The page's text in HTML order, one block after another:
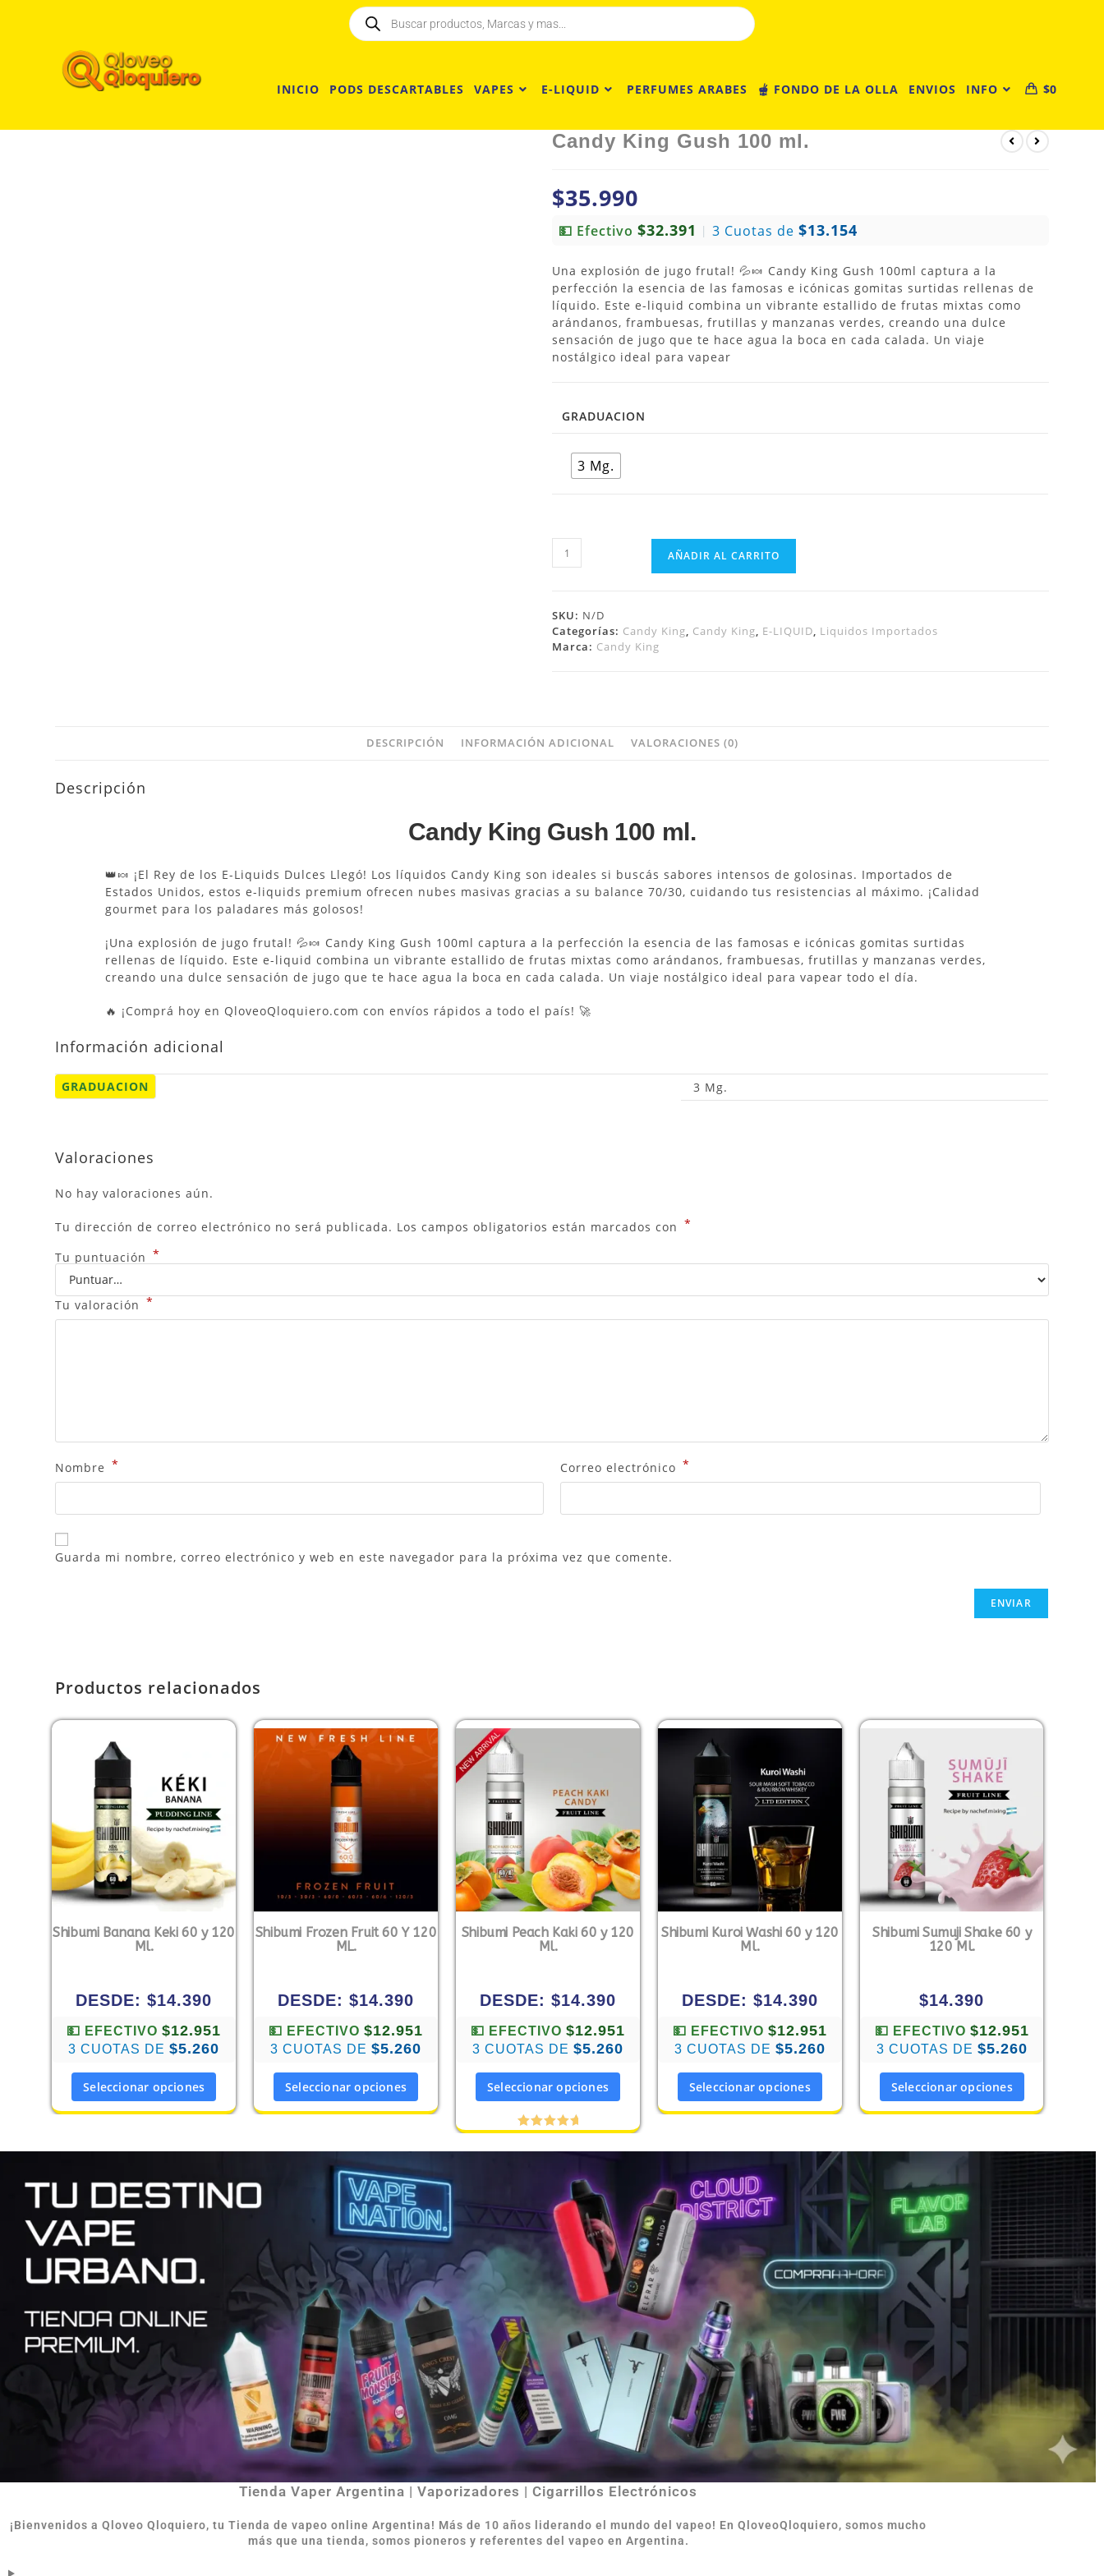
INICIO PODS DESCARTABLES VAPES E-LIQUID PERFUMES ARABES 🫕 FONDO DE LA OLLA ENVIOS INFO $0
Candy King Gush 100 ml.
$35.990
💵 Efectivo $32.391 | 3 Cuotas de $13.154
Una explosión de jugo frutal! 💦🍬 Candy King Gush 100ml captura a la
perfección la esencia de las famosas e icónicas gomitas surtidas rellenas de
líquido. Este e-liquid combina un vibrante estallido de frutas mixtas como
arándanos, frambuesas, frutillas y manzanas verdes, creando una dulce
sensación de jugo que te hace agua la boca en cada calada. Un viaje
nostálgico ideal para vapear
GRADUACION
3 Mg.
AÑADIR AL CARRITO
SKU: N/D
Categorías: Candy King, Candy King, E-LIQUID, Liquidos Importados
Marca: Candy King
DESCRIPCIÓN INFORMACIÓN ADICIONAL VALORACIONES (0)
Descripción
Candy King Gush 100 ml.
👑🍬 ¡El Rey de los E-Liquids Dulces Llegó! Los líquidos Candy King son ideales si buscás sabores intensos de golosinas. Importados de
Estados Unidos, estos e-liquids premium ofrecen nubes masivas gracias a su balance 70/30, cuidando tus resistencias al máximo. ¡Calidad
gourmet para los paladares más golosos!
¡Una explosión de jugo frutal! 💦🍬 Candy King Gush 100ml captura a la perfección la esencia de las famosas e icónicas gomitas surtidas
rellenas de líquido. Este e-liquid combina un vibrante estallido de frutas mixtas como arándanos, frambuesas, frutillas y manzanas verdes,
creando una dulce sensación de jugo que te hace agua la boca en cada calada. Un viaje nostálgico ideal para vapear todo el día.
🔥 ¡Comprá hoy en QloveoQloquiero.com con envíos rápidos a todo el país! 🚀
Información adicional
GRADUACION 3 Mg.
Valoraciones
No hay valoraciones aún.
Tu dirección de correo electrónico no será publicada. Los campos obligatorios están marcados con *
Tu puntuación *
Tu valoración *
Nombre * Correo electrónico *
Guarda mi nombre, correo electrónico y web en este navegador para la próxima vez que comente.
Productos relacionados
Shibumi Banana Keki 60 y 120
Ml.
DESDE:$14.390
💵 EFECTIVO$12.951
3 CUOTAS DE$5.260
Seleccionar opciones
Shibumi Frozen Fruit 60 Y 120
ML.
DESDE:$14.390
💵 EFECTIVO$12.951
3 CUOTAS DE$5.260
Seleccionar opciones
Shibumi Peach Kaki 60 y 120
Ml.
DESDE: $14.390
💵 EFECTIVO $12.951
3 CUOTAS DE $5.260
Seleccionar opciones
Shibumi Kuroi Washi 60 y 120
Ml.
DESDE: $14.390
💵 EFECTIVO $12.951
3 CUOTAS DE $5.260
Seleccionar opciones
Shibumi Sumuji Shake 60 y
120 Ml.
$14.390
💵 EFECTIVO $12.951
3 CUOTAS DE $5.260
Seleccionar opciones
Tienda Vaper Argentina | Vaporizadores | Cigarrillos Electrónicos
¡Bienvenidos a Qloveo Qloquiero, tu Tienda de vapeo online Argentina! Más de 10 años liderando el mundo del vapeo! En QloveoQloquiero, somos mucho
más que una tienda, somos pioneros y referentes del vapeo en Argentina.